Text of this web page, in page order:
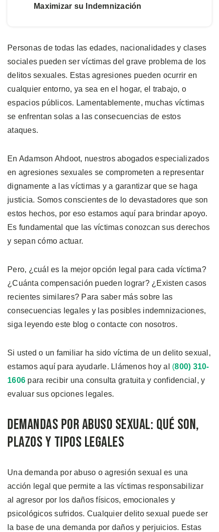
Maximizar su Indemnización
Personas de todas las edades, nacionalidades y clases
sociales pueden ser víctimas del grave problema de los
delitos sexuales. Estas agresiones pueden ocurrir en
cualquier entorno, ya sea en el hogar, el trabajo, o
espacios públicos. Lamentablemente, muchas víctimas
se enfrentan solas a las consecuencias de estos
ataques.
En Adamson Ahdoot, nuestros abogados especializados
en agresiones sexuales se comprometen a representar
dignamente a las víctimas y a garantizar que se haga
justicia. Somos conscientes de lo devastadores que son
estos hechos, por eso estamos aquí para brindar apoyo.
Es fundamental que las víctimas conozcan sus derechos
y sepan cómo actuar.
Pero, ¿cuál es la mejor opción legal para cada víctima?
¿Cuánta compensación pueden lograr? ¿Existen casos
recientes similares? Para saber más sobre las
consecuencias legales y las posibles indemnizaciones,
siga leyendo este blog o contacte con nosotros.
Si usted o un familiar ha sido víctima de un delito sexual,
estamos aquí para ayudarle. Llámenos hoy al (800) 310-
1606 para recibir una consulta gratuita y confidencial, y
evaluar sus opciones legales.
Demandas por Abuso Sexual: Qué Son,
Plazos y Tipos Legales
Una demanda por abuso o agresión sexual es una
acción legal que permite a las víctimas responsabilizar
al agresor por los daños físicos, emocionales y
psicológicos sufridos. Cualquier delito sexual puede ser
la base de una demanda por daños y perjuicios. Estas